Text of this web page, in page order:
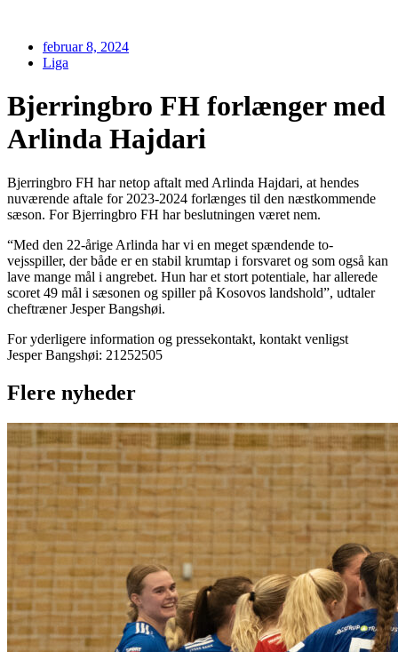
februar 8, 2024
Liga
Bjerringbro FH forlænger med
Arlinda Hajdari
Bjerringbro FH har netop aftalt med Arlinda Hajdari, at hendes
nuværende aftale for 2023-2024 forlænges til den næstkommende
sæson. For Bjerringbro FH har beslutningen været nem.
“Med den 22-årige Arlinda har vi en meget spændende to-
vejsspiller, der både er en stabil krumtap i forsvaret og som også kan
lave mange mål i angrebet. Hun har et stort potentiale, har allerede
scoret 49 mål i sæsonen og spiller på Kosovos landshold”, udtaler
cheftræner Jesper Bangshøi.
For yderligere information og pressekontakt, kontakt venligst
Jesper Bangshøi: 21252505
Flere nyheder